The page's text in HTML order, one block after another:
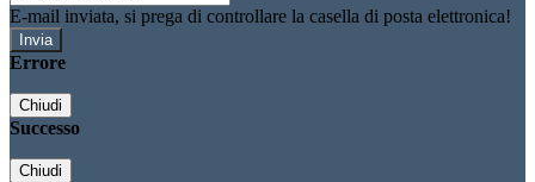
E-mail inviata, si prega di controllare la casella di posta elettronica!
Errore
Chiudi
Successo
Chiudi